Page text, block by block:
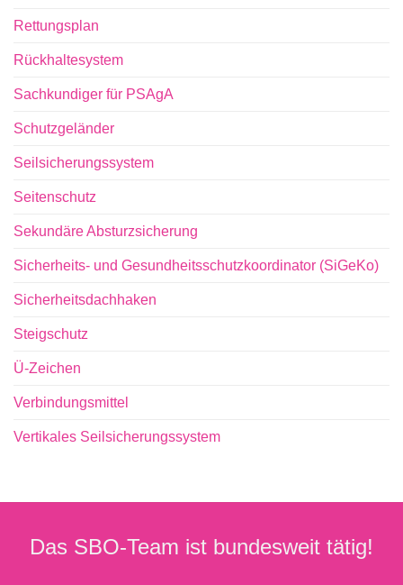
Rettungsplan
Rückhaltesystem
Sachkundiger für PSAgA
Schutzgeländer
Seilsicherungssystem
Seitenschutz
Sekundäre Absturzsicherung
Sicherheits- und Gesundheitsschutzkoordinator (SiGeKo)
Sicherheitsdachhaken
Steigschutz
Ü-Zeichen
Verbindungsmittel
Vertikales Seilsicherungssystem
Das SBO-Team ist bundesweit tätig!